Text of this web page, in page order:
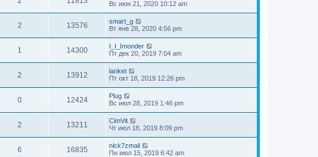
Вс июн 21, 2020 10:12 am
2 13576
smart_g
Вт янв 28, 2020 4:56 pm
1 14300
I_I_Imonder
Пт дек 20, 2019 7:04 am
2 13912
lanket
Пт окт 18, 2019 12:26 pm
0 12424
Plug
Вс июл 28, 2019 1:46 pm
2 13211
CimVit
Чт июл 18, 2019 8:09 pm
6 16835
nick7zmail
Пн июл 15, 2019 6:42 am